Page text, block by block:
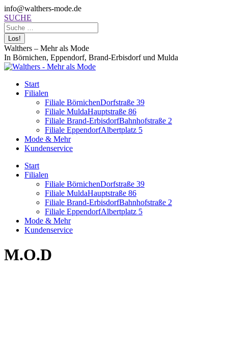
Zum
Inhalt
springen
Facebook
page
opens
in
new
window
info@walthers-mode.de
Search:
SUCHE
Walthers – Mehr als Mode
In Börnichen, Eppendorf, Brand-Erbisdorf und Mulda
Start
Filialen
Filiale BörnichenDorfstraße 39
Filiale MuldaHauptstraße 86
Filiale Brand-ErbisdorfBahnhofstraße 2
Filiale EppendorfAlbertplatz 5
Mode & Mehr
Kundenservice
Start
Filialen
Filiale BörnichenDorfstraße 39
Filiale MuldaHauptstraße 86
Filiale Brand-ErbisdorfBahnhofstraße 2
Filiale EppendorfAlbertplatz 5
Mode & Mehr
Kundenservice
M.O.D